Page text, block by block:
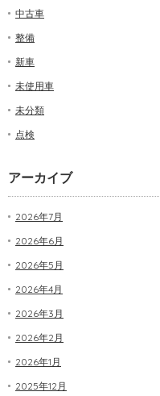
中古車
整備
新車
未使用車
未分類
点検
アーカイブ
2026年7月
2026年6月
2026年5月
2026年4月
2026年3月
2026年2月
2026年1月
2025年12月